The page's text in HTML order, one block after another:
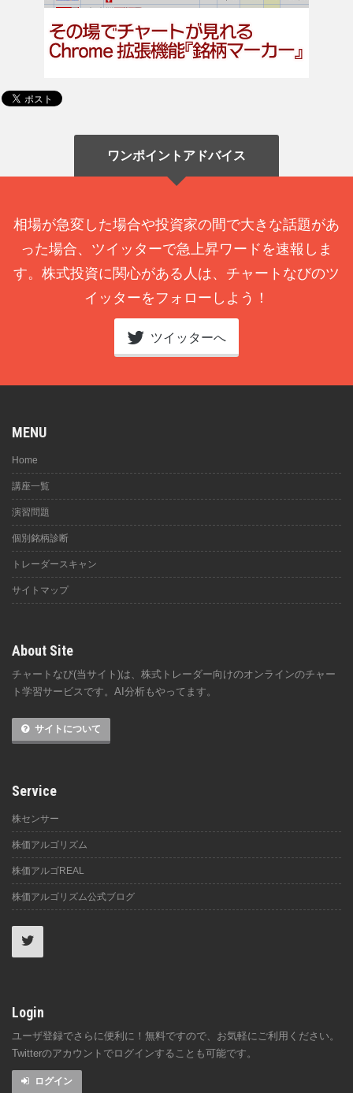
ワンポイントアドバイス
相場が急変した場合や投資家の間で大きな話題があ
った場合、ツイッターで急上昇ワードを速報しま
す。株式投資に関心がある人は、チャートなびのツ
イッターをフォローしよう！
ツイッターへ
MENU
Home
講座一覧
演習問題
個別銘柄診断
トレーダースキャン
サイトマップ
About Site
チャートなび(当サイト)は、株式トレーダー向けのオンラインのチャー
ト学習サービスです。AI分析もやってます。
サイトについて
Service
株センサー
株価アルゴリズム
株価アルゴREAL
株価アルゴリズム公式ブログ
Login
ユーザ登録でさらに便利に！無料ですので、お気軽にご利用ください。
Twitterのアカウントでログインすることも可能です。
ログイン